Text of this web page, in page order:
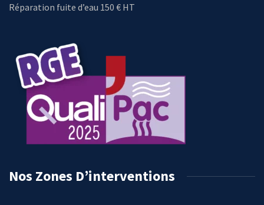
Réparation fuite d’eau 150 € HT
Nos Zones D’interventions